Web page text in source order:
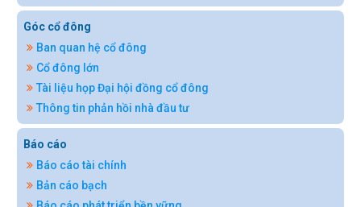
Góc cổ đông
Ban quan hệ cổ đông
Cổ đông lớn
Tài liệu họp Đại hội đồng cổ đông
Thông tin phản hồi nhà đầu tư
Báo cáo
Báo cáo tài chính
Bản cáo bạch